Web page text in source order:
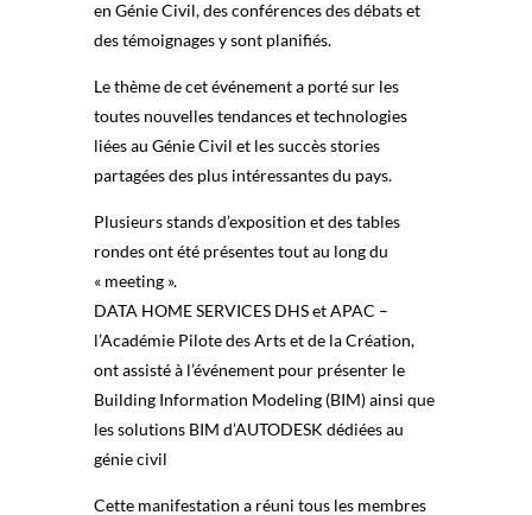
en Génie Civil, des conférences des débats et
des témoignages y sont planifiés.
Le thème de cet événement a porté sur les
toutes nouvelles tendances et technologies
liées au Génie Civil et les succès stories
partagées des plus intéressantes du pays.
Plusieurs stands d’exposition et des tables
rondes ont été présentes tout au long du
« meeting ».
DATA HOME SERVICES DHS et APAC –
l’Académie Pilote des Arts et de la Création,
ont assisté à l’événement pour présenter le
Building Information Modeling (BIM) ainsi que
les solutions BIM d’AUTODESK dédiées au
génie civil
Cette manifestation a réuni tous les membres